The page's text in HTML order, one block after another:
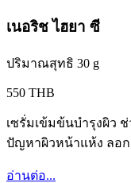
เนอริช ไฮยา ซี
ปริมาณสุทธิ 30 g
550 THB
เซรั่มเข้มข้นบำรุงผิว
ปัญหาผิวหน้าแห้ง ลอก
อ่านต่อ...